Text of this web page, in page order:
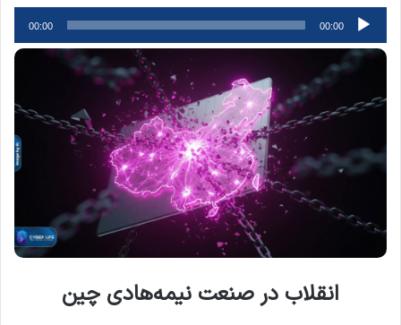
پخش‌کننده
صوت
00:00
00:00
انقلاب در صنعت نیمه‌هادی چین